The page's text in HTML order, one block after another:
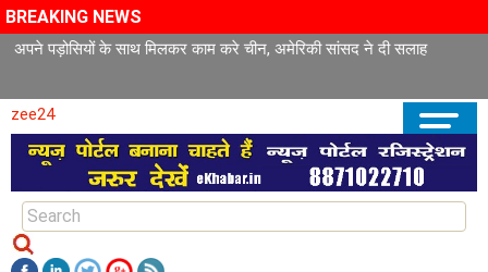
BREAKING NEWS
अपने पड़ोसियों के साथ मिलकर काम करे चीन, अमेरिकी सांसद ने दी सलाह
zee24